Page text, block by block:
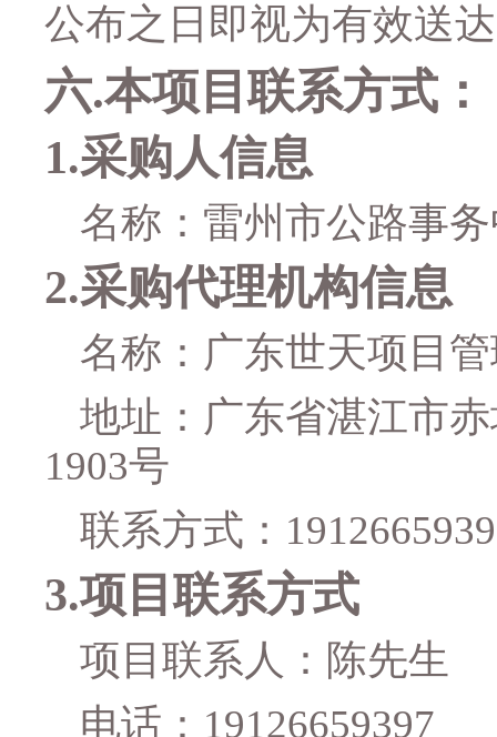
公布之日即视为有效送
六.本项目联系方式：
1.采购人信息
名称： 雷州市公路事
2.采购代理机构信息
名称： 广东世天项目
地址： 广东省湛江市
1903号
联系方式：
3.项目联系方式
项目联系人： 陈先生
电话： 19126659397